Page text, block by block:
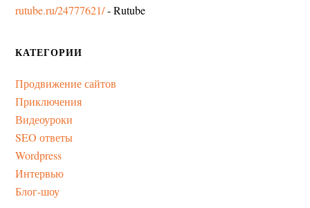
rutube.ru/24777621/- Rutube
КАТЕГОРИИ
Продвижение сайтов
Приключения
Видеоуроки
SEO ответы
Wordpress
Интервью
Блог-шоу